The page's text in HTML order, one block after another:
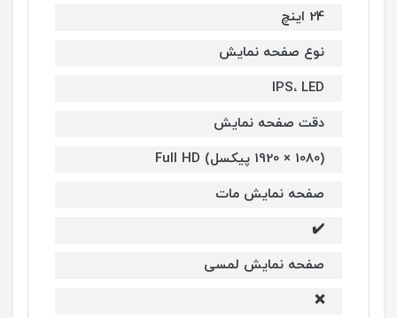
24 اینچ
نوع صفحه نمایش
IPS، LED
دقت صفحه نمایش
(1080 × 1920 پیکسل) Full HD
صفحه نمایش مات
✔️
صفحه نمایش لمسی
❌